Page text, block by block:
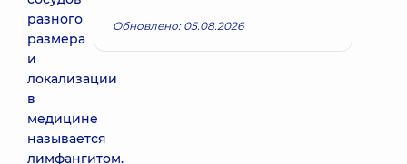
разного
размера
и
локализации
в
медицине
называется
лимфангитом.
Обновлено: 05.08.2026